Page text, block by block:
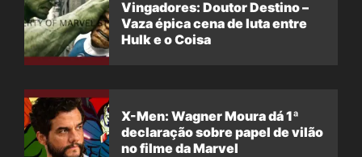
Vingadores: Doutor Destino –
Vaza épica cena de luta entre
Hulk e o Coisa
X-Men: Wagner Moura dá 1ª
declaração sobre papel de vilão
no filme da Marvel